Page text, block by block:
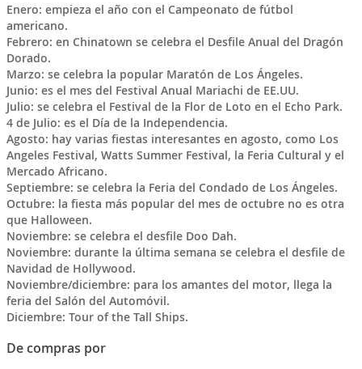
Enero: empieza el año con el Campeonato de fútbol
americano.
Febrero: en Chinatown se celebra el Desfile Anual del Dragón
Dorado.
Marzo: se celebra la popular Maratón de Los Ángeles.
Junio: es el mes del Festival Anual Mariachi de EE.UU.
Julio: se celebra el Festival de la Flor de Loto en el Echo Park.
4 de Julio: es el Día de la Independencia.
Agosto: hay varias fiestas interesantes en agosto, como Los
Angeles Festival, Watts Summer Festival, la Feria Cultural y el
Mercado Africano.
Septiembre: se celebra la Feria del Condado de Los Ángeles.
Octubre: la fiesta más popular del mes de octubre no es otra
que Halloween.
Noviembre: se celebra el desfile Doo Dah.
Noviembre: durante la última semana se celebra el desfile de
Navidad de Hollywood.
Noviembre/diciembre: para los amantes del motor, llega la
feria del Salón del Automóvil.
Diciembre: Tour of the Tall Ships.
De compras por